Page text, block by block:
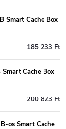
Smart Cache Box
185 233 Ft
Cache Box
200 823 Ft
os Smart Cache